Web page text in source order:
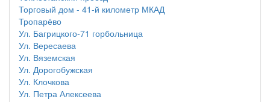
Торговый дом - 41-й километр МКАД
Тропарёво
Ул. Багрицкого-71 горбольница
Ул. Вересаева
Ул. Вяземская
Ул. Дорогобужская
Ул. Клочкова
Ул. Петра Алексеева